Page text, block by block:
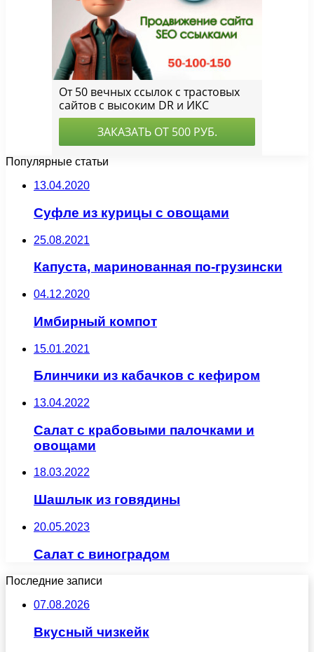
Популярные статьи
13.04.2020
Суфле из курицы с овощами
25.08.2021
Капуста, маринованная по-грузински
04.12.2020
Имбирный компот
15.01.2021
Блинчики из кабачков с кефиром
13.04.2022
Салат с крабовыми палочками и
овощами
18.03.2022
Шашлык из говядины
20.05.2023
Салат с виноградом
Последние записи
07.08.2026
Вкусный чизкейк